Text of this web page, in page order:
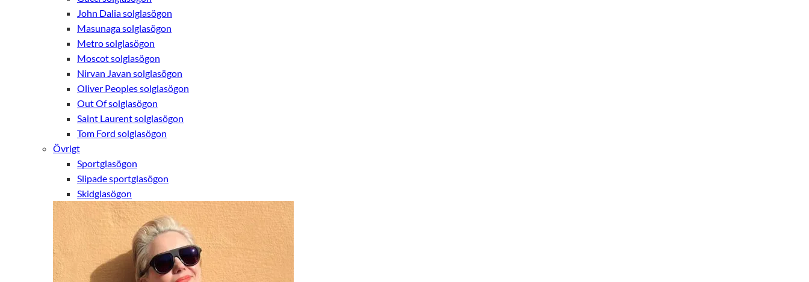
John Dalia solglasögon
Masunaga solglasögon
Metro solglasögon
Moscot solglasögon
Nirvan Javan solglasögon
Oliver Peoples solglasögon
Out Of solglasögon
Saint Laurent solglasögon
Tom Ford solglasögon
Övrigt
Sportglasögon
Slipade sportglasögon
Skidglasögon
möjligt under
Om du nekar
hemsidan.
Marknadsföring
Genom att dela
med dig av dina
intressen och ditt
beteende när du
surfar ökar du
chansen att få se
anpassat innehåll